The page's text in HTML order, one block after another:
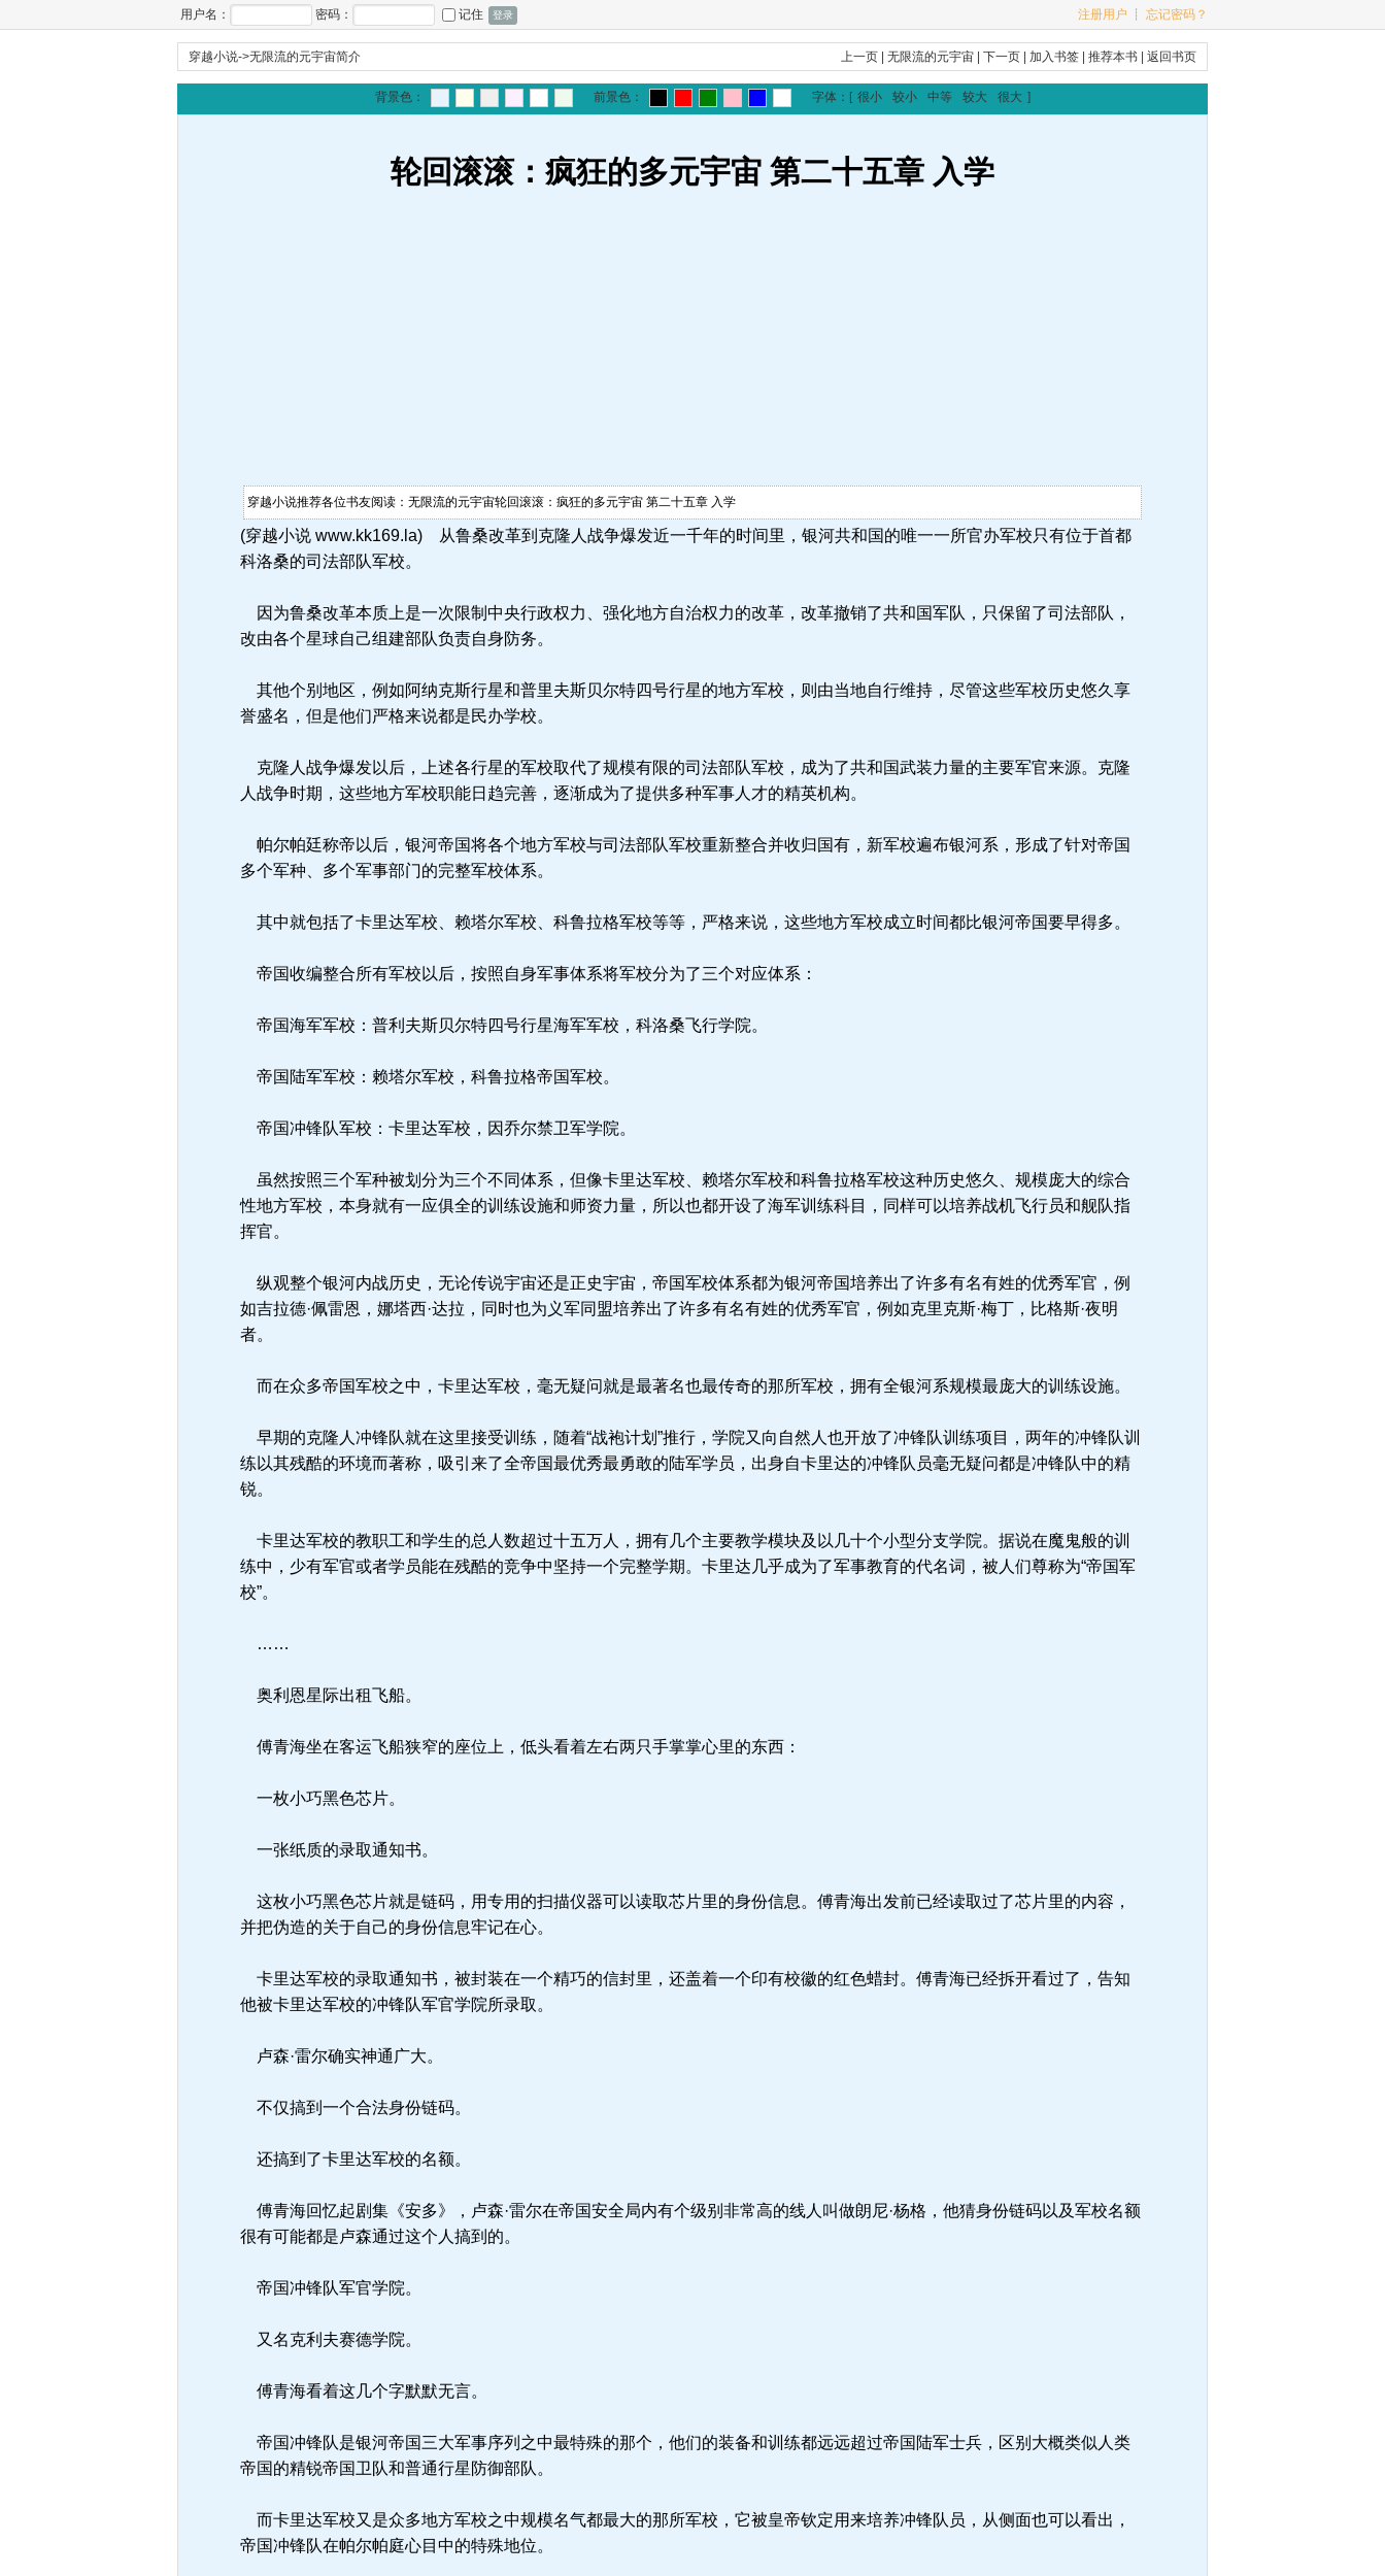
用户名： 密码： 记住 注册用户 ┊ 忘记密码？
穿越小说->无限流的元宇宙简介 上一页 |无限流的元宇宙 |下一页 |加入书签 |推荐本书 |返回书页
背景色： 前景色： 字体： [ 很小 较小 中等 较大 很大 ]
轮回滚滚：疯狂的多元宇宙 第二十五章 入学
穿越小说推荐各位书友阅读：无限流的元宇宙轮回滚滚：疯狂的多元宇宙 第二十五章 入学
(穿越小说 www.kk169.la) 从鲁桑改革到克隆人战争爆发近一千年的时间里，银河共和国的唯一一所官办军校只有位于首都
科洛桑的司法部队军校。
因为鲁桑改革本质上是一次限制中央行政权力、强化地方自治权力的改革，改革撤销了共和国军队，只保留了司法部队，
改由各个星球自己组建部队负责自身防务。
其他个别地区，例如阿纳克斯行星和普里夫斯贝尔特四号行星的地方军校，则由当地自行维持，尽管这些军校历史悠久享
誉盛名，但是他们严格来说都是民办学校。
克隆人战争爆发以后，上述各行星的军校取代了规模有限的司法部队军校，成为了共和国武装力量的主要军官来源。克隆
人战争时期，这些地方军校职能日趋完善，逐渐成为了提供多种军事人才的精英机构。
帕尔帕廷称帝以后，银河帝国将各个地方军校与司法部队军校重新整合并收归国有，新军校遍布银河系，形成了针对帝国
多个军种、多个军事部门的完整军校体系。
其中就包括了卡里达军校、赖塔尔军校、科鲁拉格军校等等，严格来说，这些地方军校成立时间都比银河帝国要早得多。
帝国收编整合所有军校以后，按照自身军事体系将军校分为了三个对应体系：
帝国海军军校：普利夫斯贝尔特四号行星海军军校，科洛桑飞行学院。
帝国陆军军校：赖塔尔军校，科鲁拉格帝国军校。
帝国冲锋队军校：卡里达军校，因乔尔禁卫军学院。
虽然按照三个军种被划分为三个不同体系，但像卡里达军校、赖塔尔军校和科鲁拉格军校这种历史悠久、规模庞大的综合
性地方军校，本身就有一应俱全的训练设施和师资力量，所以也都开设了海军训练科目，同样可以培养战机飞行员和舰队指
挥官。
纵观整个银河内战历史，无论传说宇宙还是正史宇宙，帝国军校体系都为银河帝国培养出了许多有名有姓的优秀军官，例
如吉拉德·佩雷恩，娜塔西·达拉，同时也为义军同盟培养出了许多有名有姓的优秀军官，例如克里克斯·梅丁，比格斯·夜明
者。
而在众多帝国军校之中，卡里达军校，毫无疑问就是最著名也最传奇的那所军校，拥有全银河系规模最庞大的训练设施。
早期的克隆人冲锋队就在这里接受训练，随着“战袍计划”推行，学院又向自然人也开放了冲锋队训练项目，两年的冲锋队训
练以其残酷的环境而著称，吸引来了全帝国最优秀最勇敢的陆军学员，出身自卡里达的冲锋队员毫无疑问都是冲锋队中的精
锐。
卡里达军校的教职工和学生的总人数超过十五万人，拥有几个主要教学模块及以几十个小型分支学院。据说在魔鬼般的训
练中，少有军官或者学员能在残酷的竞争中坚持一个完整学期。卡里达几乎成为了军事教育的代名词，被人们尊称为“帝国军
校”。
……
奥利恩星际出租飞船。
傅青海坐在客运飞船狭窄的座位上，低头看着左右两只手掌掌心里的东西：
一枚小巧黑色芯片。
一张纸质的录取通知书。
这枚小巧黑色芯片就是链码，用专用的扫描仪器可以读取芯片里的身份信息。傅青海出发前已经读取过了芯片里的内容，
并把伪造的关于自己的身份信息牢记在心。
卡里达军校的录取通知书，被封装在一个精巧的信封里，还盖着一个印有校徽的红色蜡封。傅青海已经拆开看过了，告知
他被卡里达军校的冲锋队军官学院所录取。
卢森·雷尔确实神通广大。
不仅搞到一个合法身份链码。
还搞到了卡里达军校的名额。
傅青海回忆起剧集《安多》，卢森·雷尔在帝国安全局内有个级别非常高的线人叫做朗尼·杨格，他猜身份链码以及军校名额
很有可能都是卢森通过这个人搞到的。
帝国冲锋队军官学院。
又名克利夫赛德学院。
傅青海看着这几个字默默无言。
帝国冲锋队是银河帝国三大军事序列之中最特殊的那个，他们的装备和训练都远远超过帝国陆军士兵，区别大概类似人类
帝国的精锐帝国卫队和普通行星防御部队。
而卡里达军校又是众多地方军校之中规模名气都最大的那所军校，它被皇帝钦定用来培养冲锋队员，从侧面也可以看出，
帝国冲锋队在帕尔帕庭心目中的特殊地位。